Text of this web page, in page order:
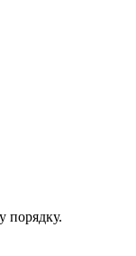
порядку.